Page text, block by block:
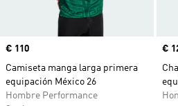
Precio
€ 110
Camiseta manga larga primera
equipación México 26
Hombre Performance
€